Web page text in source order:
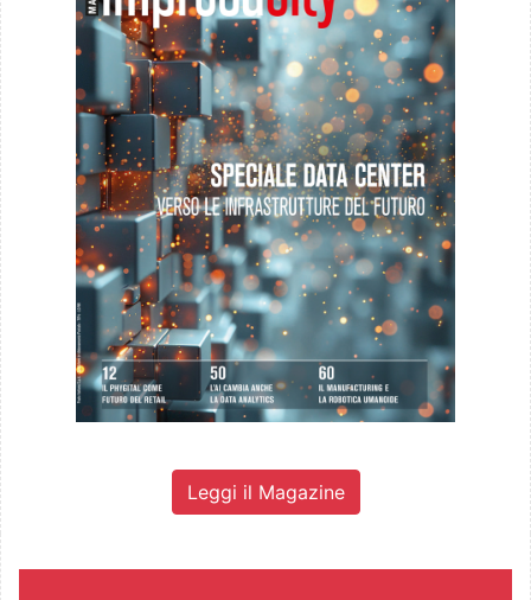
Leggi il Magazine